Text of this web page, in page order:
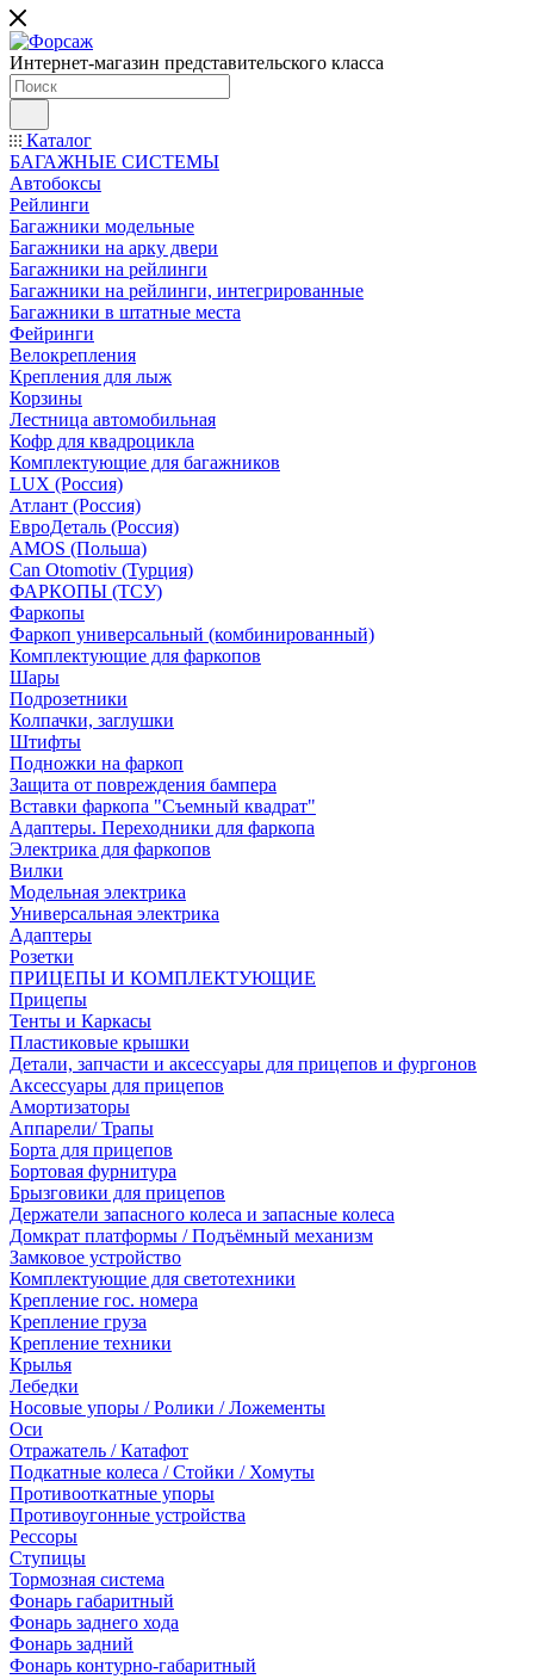
Интернет-магазин представительского класса
Каталог
БАГАЖНЫЕ СИСТЕМЫ
Автобоксы
Рейлинги
Багажники модельные
Багажники на арку двери
Багажники на рейлинги
Багажники на рейлинги, интегрированные
Багажники в штатные места
Фейринги
Велокрепления
Крепления для лыж
Корзины
Лестница автомобильная
Кофр для квадроцикла
Комплектующие для багажников
LUX (Россия)
Атлант (Россия)
ЕвроДеталь (Россия)
AMOS (Польша)
Can Otomotiv (Турция)
ФАРКОПЫ (ТСУ)
Фаркопы
Фаркоп универсальный (комбинированный)
Комплектующие для фаркопов
Шары
Подрозетники
Колпачки, заглушки
Штифты
Подножки на фаркоп
Защита от повреждения бампера
Вставки фаркопа "Съемный квадрат"
Адаптеры. Переходники для фаркопа
Электрика для фаркопов
Вилки
Модельная электрика
Универсальная электрика
Адаптеры
Розетки
ПРИЦЕПЫ И КОМПЛЕКТУЮЩИЕ
Прицепы
Тенты и Каркасы
Пластиковые крышки
Детали, запчасти и аксессуары для прицепов и фургонов
Аксессуары для прицепов
Амортизаторы
Аппарели/ Трапы
Борта для прицепов
Бортовая фурнитура
Брызговики для прицепов
Держатели запасного колеса и запасные колеса
Домкрат платформы / Подъёмный механизм
Замковое устройство
Комплектующие для светотехники
Крепление гос. номера
Крепление груза
Крепление техники
Крылья
Лебедки
Носовые упоры / Ролики / Ложементы
Оси
Отражатель / Катафот
Подкатные колеса / Стойки / Хомуты
Противооткатные упоры
Противоугонные устройства
Рессоры
Ступицы
Тормозная система
Фонарь габаритный
Фонарь заднего хода
Фонарь задний
Фонарь контурно-габаритный